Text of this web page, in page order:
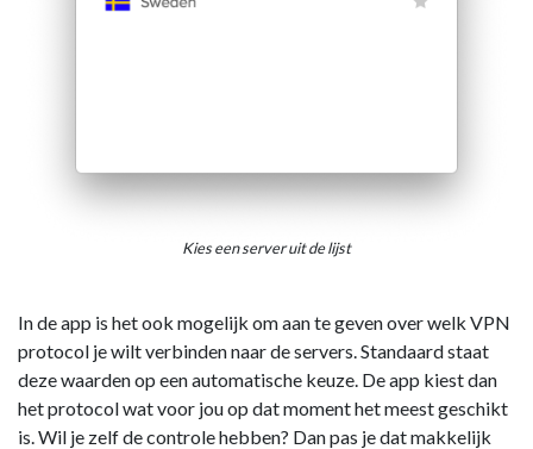
Kies een server uit de lijst
In de app is het ook mogelijk om aan te geven over welk VPN
protocol je wilt verbinden naar de servers. Standaard staat
deze waarden op een automatische keuze. De app kiest dan
het protocol wat voor jou op dat moment het meest geschikt
is. Wil je zelf de controle hebben? Dan pas je dat makkelijk